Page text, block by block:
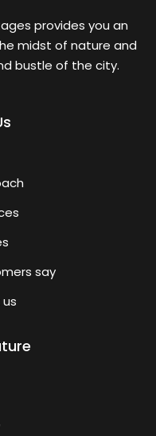
provides you an
midst of nature and
bustle of the city.
say